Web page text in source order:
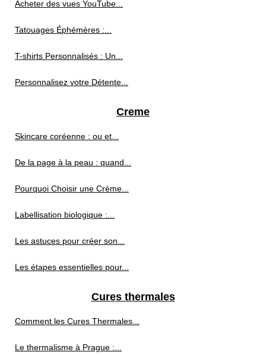
Acheter des vues YouTube...
Tatouages Éphémères :...
T-shirts Personnalisés : Un...
Personnalisez votre Détente...
Creme
Skincare coréenne : ou et...
De la page à la peau : quand...
Pourquoi Choisir une Crème...
Labellisation biologique :...
Les astuces pour créer son...
Les étapes essentielles pour...
Cures thermales
Comment les Cures Thermales...
Le thermalisme à Prague :...